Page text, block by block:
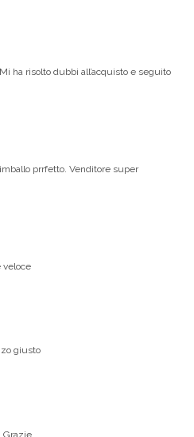
ha risolto dubbi all’acquisto e seguito
prrfetto. Venditore super
veloce
giusto
Grazie